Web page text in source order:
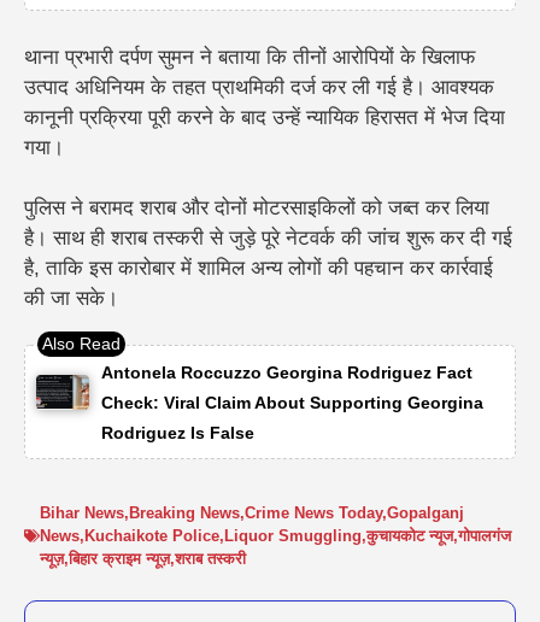
थाना प्रभारी दर्पण सुमन ने बताया कि तीनों आरोपियों के खिलाफ
उत्पाद अधिनियम के तहत प्राथमिकी दर्ज कर ली गई है। आवश्यक
कानूनी प्रक्रिया पूरी करने के बाद उन्हें न्यायिक हिरासत में भेज दिया
गया।
पुलिस ने बरामद शराब और दोनों मोटरसाइकिलों को जब्त कर लिया
है। साथ ही शराब तस्करी से जुड़े पूरे नेटवर्क की जांच शुरू कर दी गई
है, ताकि इस कारोबार में शामिल अन्य लोगों की पहचान कर कार्रवाई
की जा सके।
Antonela Roccuzzo Georgina Rodriguez Fact
Check: Viral Claim About Supporting Georgina
Rodriguez Is False
Bihar News, Breaking News,Crime News Today,Gopalganj
News, Kuchaikote Police, Liquor Smuggling,कुचायकोट न्यूज,गोपालगंज
न्यूज़,बिहार क्राइम न्यूज़,शराब तस्करी